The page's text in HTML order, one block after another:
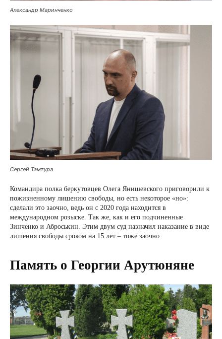
Александр Маринченко
Сергей Тамтура
Командира полка беркутовцев Олега Янишевского приговорили к
пожизненному лишению свободы, но есть некоторое «но»:
сделали это заочно, ведь он с 2020 года находится в
международном розыске. Так же, как и его подчиненные
Зинченко и Аброськин. Этим двум суд назначил наказание в виде
лишения свободы сроком на 15 лет – тоже заочно.
Память о Георгии Арутюняне